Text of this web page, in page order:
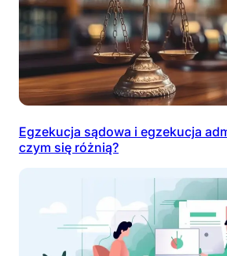
Egzekucja sądowa i egzekucja
czym się różnią?